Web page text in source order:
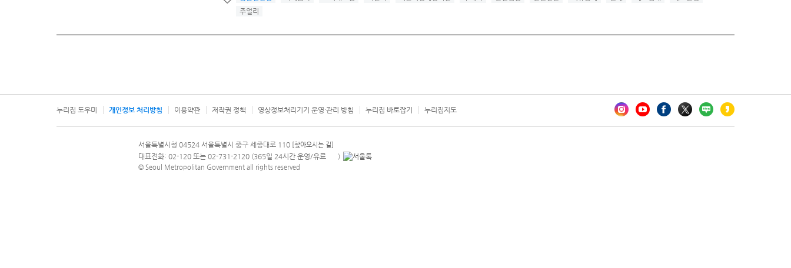
주얼리
누리집 도우미 개인정보 처리방침 이용약관 저작권 정책 영상정보처리기기 운영·관리 방침 누리집 바로잡기 누리집지도
문의 전화번호 120, 120 다산콜재단
서울특별시청 04524 서울특별시 중구 세종대로 110 [찾아오시는 길]
대표전화: 02-120 또는 02-731-2120 (365일 24시간 운영/유료 안내팝업 열기
)
© Seoul Metropolitan Government all rights reserved